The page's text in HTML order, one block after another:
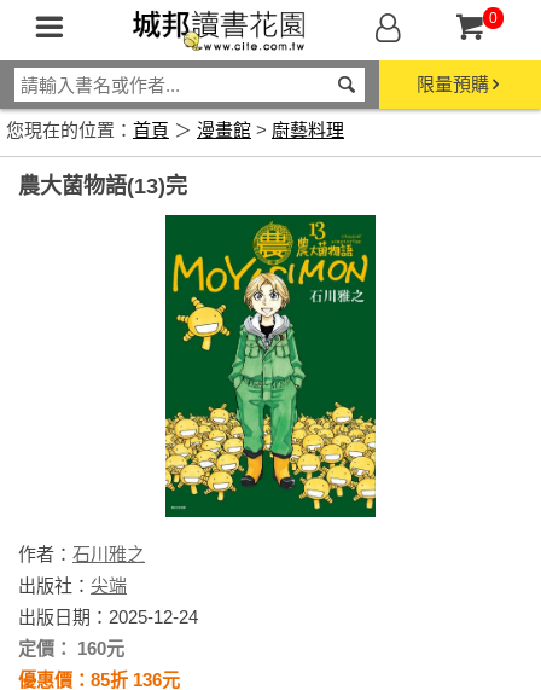
0
限量預購
您現在的位置： 首頁 ＞ 漫畫館 > 廚藝料理
農大菌物語(13)完
作者： 石川雅之
出版社： 尖端
出版日期：2025-12-24
定價： 160元
優惠價：85折 136元